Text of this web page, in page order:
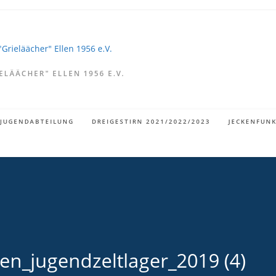
ELLEN 1956 E.V.
JUGENDABTEILUNG DREIGESTIRN 2021/2022/2023 JECKENFUNK
(4)